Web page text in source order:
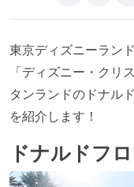
東京ディズニーラン
「ディズニー・クリ
タンランドのドナル
を紹介します！
ドナルドフ